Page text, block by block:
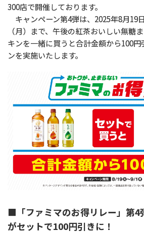
300店で開催しております。
キャンペーン第4弾は、2025年8月19
（月）まで、午後の紅茶おいしい無糖
キンを一緒に買うと合計金額から100
ンを実施いたします。
■「ファミマのお得リレー」第4
がセットで100円引きに！